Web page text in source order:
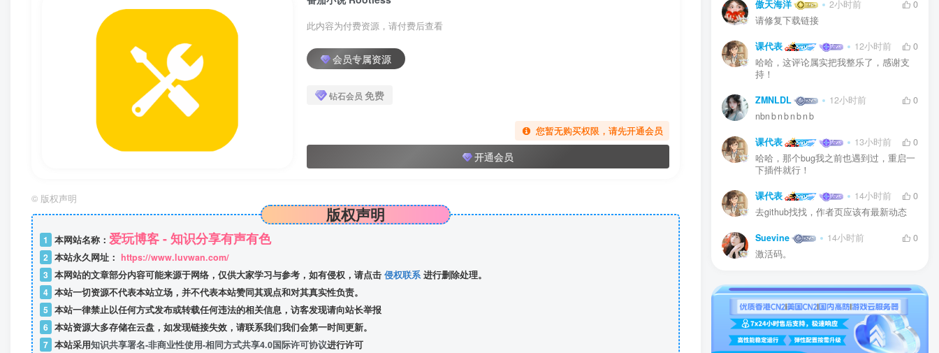
此内容为付费资源，请付费后查看
会员专属资源
钻石会员 免费
您暂无购买权限，请先开通会员
开通会员
© 版权声明
版权声明
1 本网站名称： 爱玩博客 - 知识分享有声有色
2 本站永久网址： https://www.luvwan.com/
3 本网站的文章部分内容可能来源于网络，仅供大家学习与参考，如有侵权，请点击 侵权联系进行删除处理。
4 本站一切资源不代表本站立场，并不代表本站赞同其观点和对其真实性负责。
5 本站一律禁止以任何方式发布或转载任何违法的相关信息，访客发现请向站长举报
6 本站资源大多存储在云盘，如发现链接失效，请联系我们我们会第一时间更新。
7 本站采用知识共享署名-非商业性使用-相同方式共享4.0国际许可协议进行许可
傲天海洋 2小时前
0
请修复下载链接
课代表 12小时前
0
哈哈，这评论属实把我整乐了，感谢支
持！
ZMNLDL 12小时前
0
nbn b n b n b n b
课代表 13小时前
0
哈哈，那个bug我之前也遇到过，重启一
下插件就行！
课代表 14小时前
0
去github找找，作者页应该有最新动态
Suevine 14小时前
0
激活码。